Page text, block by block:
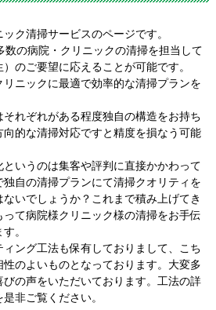
ク清掃サービスのページです。
の病院・クリニックの清掃を担当して
のご要望に応えることが可能です。
ニックに最適で効率的な清掃プランを
れぞれがある程度独自の構造をお持ち
的な清掃対応ですと精度を損なう可能
いうのは集客や評判に直接かかわって
独自の清掃プランにて清掃クオリティを
いでしょうか？これまで積み上げてき
って病院様クリニック様の清掃をお手伝
。
ィング工法も保有しておりまして、こち
のよいものとなっております。大変多
びの声をいただいております。工法の詳
非ご覧ください。